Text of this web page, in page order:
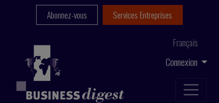
Connexion
Français
Abonnez-vous Services Entreprises